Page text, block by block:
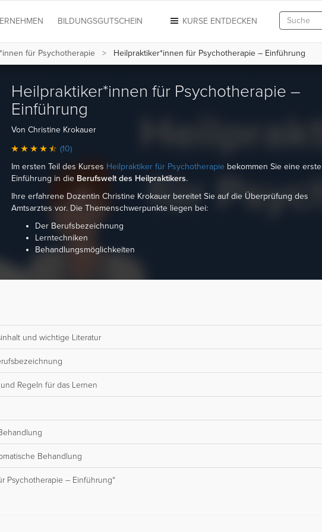
KURSE ENTDECKEN
BILDUNGSGUTSCHEIN
für Psychotherapie Heilpraktiker*innen für Psychotherapie – Einführung
Heilpraktiker*innen für Psychotherapie –
Einführung
Von Christine Krokauer
(10)
Im ersten Teil des Kurses Heilpraktiker für Psychotherapie bekommen Sie eine erste
Einführung in die Berufswelt des Heilpraktikers.
Ihre erfahrene Dozentin Christine Krokauer bereitet Sie auf die Überprüfung des
Amtsarztes vor. Die Themenschwerpunkte liegen bei:
Der Berufsbezeichnung
Lerntechniken
Behandlungsmöglichkeiten
und wichtige Literatur
Regeln für das Lernen
Behandlung
Psychotherapie – Einführung“